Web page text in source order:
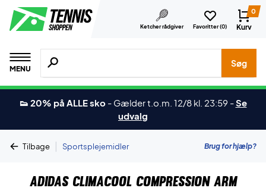
Ketcher rådgiver Favoritter (0)
0
Kurv
MENU
Søg efter produkter, mærker etc.
Søg
👟 20% på ALLE sko - Gælder t.o.m. 12/8 kl. 23:59 -Se
udvalg
Tilbage | Sportsplejemidler Brug for hjælp?
Adidas Climacool Compression Arm